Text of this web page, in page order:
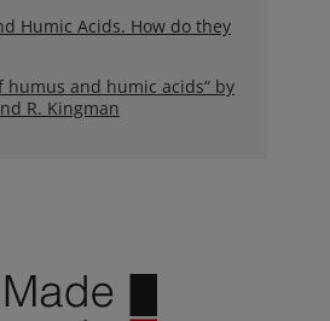
Humic Acids. How do they
humus and humic acids“ by
R. Kingman